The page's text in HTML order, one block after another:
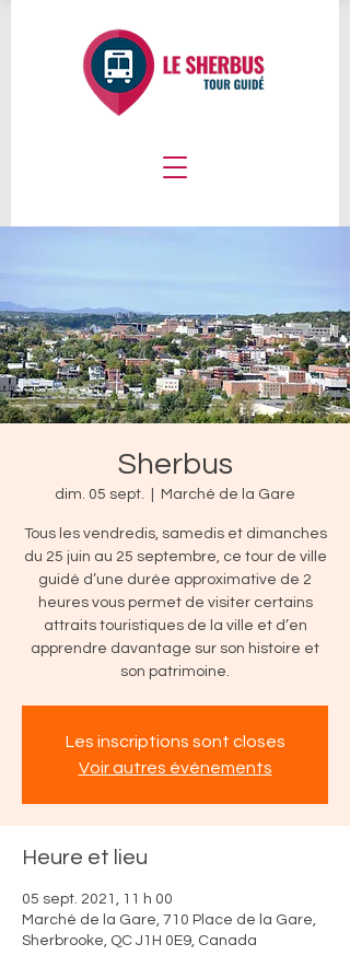
Sherbus
dim. 05 sept. Marché de la Gare
Tous les vendredis, samedis et dimanches
du 25 juin au 25 septembre, ce tour de ville
guidé d’une durée approximative de 2
heures vous permet de visiter certains
attraits touristiques de la ville et d’en
apprendre davantage sur son histoire et
son patrimoine.
Les inscriptions sont closes
Voir autres événements
Heure et lieu
05 sept. 2021, 11 h 00
Marché de la Gare, 710 Place de la Gare,
Sherbrooke, QC J1H 0E9, Canada